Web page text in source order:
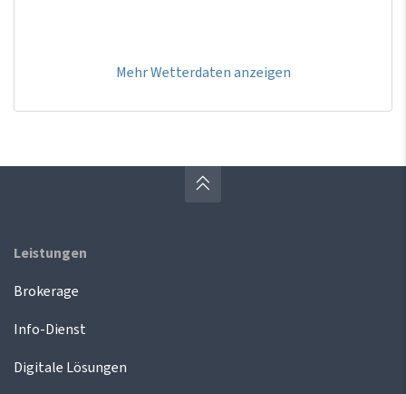
Mehr Wetterdaten anzeigen
Leistungen
Brokerage
Info-Dienst
Digitale Lösungen